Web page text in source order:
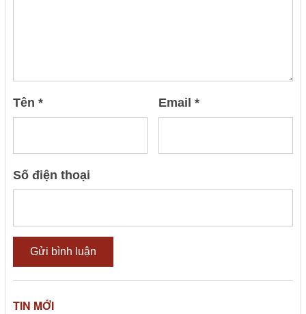
Tên* Email*
Số điện thoại
TIN MỚI